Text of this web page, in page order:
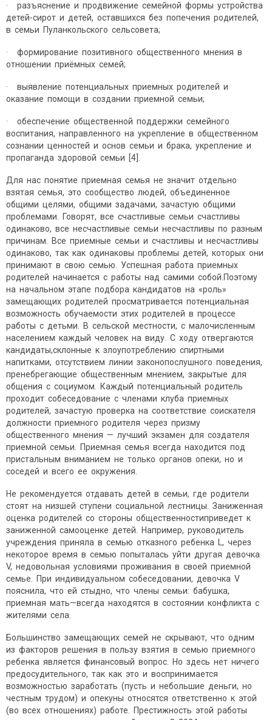
· разъяснение и продвижение семейной формы устройства
детей-сирот и детей, оставшихся без попечения родителей,
в семьи Пуланкольского сельсовета;
· формирование позитивного общественного мнения в
отношении приёмных семей;
· выявление потенциальных приемных родителей и
оказание помощи в создании приемной семьи;
· обеспечение общественной поддержки семейного
воспитания, направленного на укрепление в общественном
сознании ценностей и основ семьи и брака, укрепление и
пропаганда здоровой семьи [4].
Для нас понятие приемная семья не значит отдельно
взятая семья, это сообщество людей, объединенное
общими целями, общими задачами, зачастую общими
проблемами. Говорят, все счастливые семьи счастливы
одинаково, все несчастливые семьи несчастливы по разным
причинам. Все приемные семьи и счастливы и несчастливы
одинаково, так как одинаковы проблемы детей, которых они
принимают в свою семью. Успешная работа приемных
родителей начинается с работы над самими собой.Поэтому
на начальном этапе подбора кандидатов на «роль»
замещающих родителей просматривается потенциальная
возможность обучаемости этих родителей в процессе
работы с детьми. В сельской местности, с малочисленным
населением каждый человек на виду. С ходу отвергаются
кандидаты,склонные к злоупотреблению спиртными
напитками, отсутствием линии законопослушного поведения,
пренебрегающие общественным мнением, закрытые для
общения с социумом. Каждый потенциальный родитель
проходит собеседование с членами клуба приемных
родителей, зачастую проверка на соответствие соискателя
должности приемного родителя через призму
общественного мнения — лучший экзамен для создателя
приемной семьи. Приемная семья всегда находится под
пристальным вниманием не только органов опеки, но и
соседей и всего ее окружения.
Не рекомендуется отдавать детей в семьи, где родители
стоят на низшей ступени социальной лестницы. Заниженная
оценка родителей со стороны общественностиприведет к
заниженной самооценке детей. Например, руководитель
учреждения приняла в семью отказного ребенка L, через
некоторое время в семью попыталась уйти другая девочка
V, недовольная условиями проживания в своей приемной
семье. При индивидуальном собеседовании, девочка V
пояснила, что ей стыдно, что члены семьи: бабушка,
приемная мать—всегда находятся в состоянии конфликта с
жителями села.
Большинство замещающих семей не скрывают, что одним
из факторов решения в пользу взятия в семью приемного
ребенка является финансовый вопрос. Но здесь нет ничего
предосудительного, так как это и воспринимается
возможностью заработать (пусть и небольшие деньги, но
честным трудом) и опекуны относятся ответственно к этой
(во всех отношениях) работе. Престижность этой работы